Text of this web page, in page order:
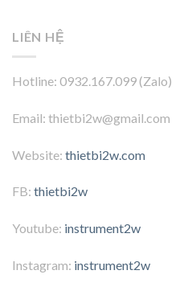
LIÊN HỆ
Hotline: 0932.167.099 (Zalo)
Email: thietbi2w@gmail.com
Website: thietbi2w.com
FB: thietbi2w
Youtube: instrument2w
Instagram: instrument2w